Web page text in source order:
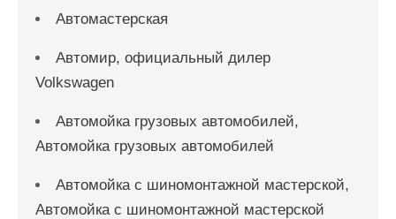
Автомастерская
Автомир, официальный дилер
Volkswagen
Автомойка грузовых автомобилей,
Автомойка грузовых автомобилей
Автомойка с шиномонтажной мастерской,
Автомойка с шиномонтажной мастерской